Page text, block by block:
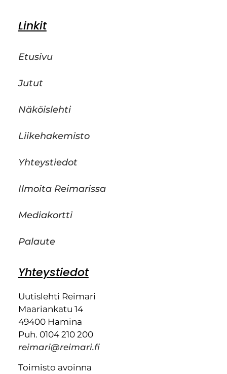
Linkit
Etusivu
Jutut
Näköislehti
Liikehakemisto
Yhteystiedot
Ilmoita Reimarissa
Mediakortti
Palaute
Yhteystiedot
Uutislehti Reimari
Maariankatu 14
49400 Hamina
Puh. 0104 210 200
reimari@reimari.fi
Toimisto avoinna